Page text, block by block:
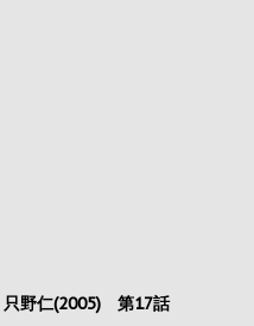
野仁(2005) 第17話